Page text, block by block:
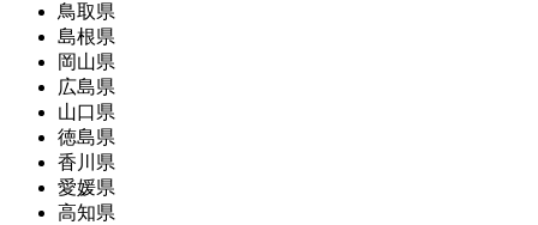
鳥取県
島根県
岡山県
広島県
山口県
徳島県
香川県
愛媛県
高知県